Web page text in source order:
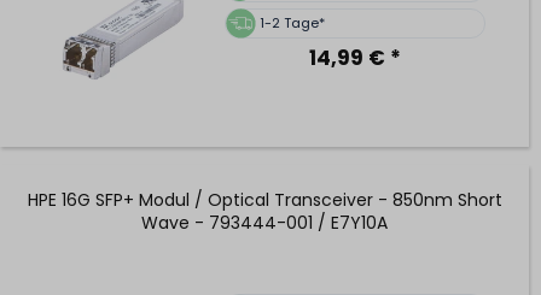
1-2 Tage*
14,99 € *
HPE 16G SFP+ Modul / Optical Transceiver - 850nm Short
Wave - 793444-001 / E7Y10A